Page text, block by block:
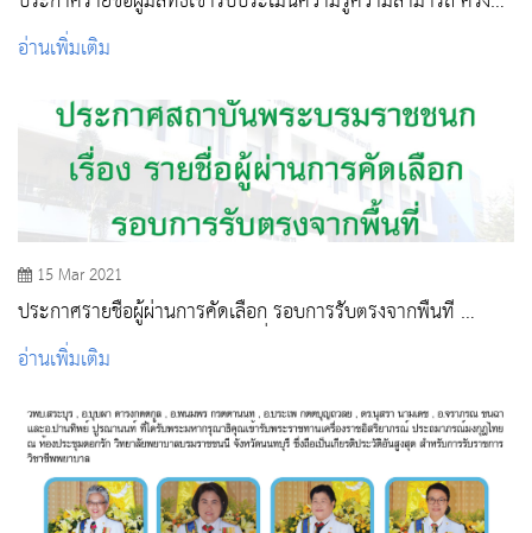
1
อ่านเพิ่มเติม
15 Mar 2021
ประกาศรายชื่อผู้ผ่านการคัดเลือก รอบการรับตรงจากพื้นที่
ประจำปีการศึกษา 2564 (รอบเพิ่มเติม)
อ่านเพิ่มเติม